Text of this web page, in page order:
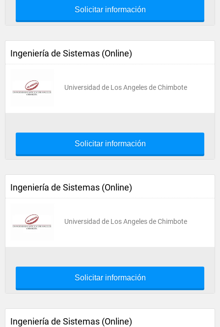
Solicitar información
Ingeniería de Sistemas (Online)
Universidad de Los Angeles de Chimbote
Solicitar información
Ingeniería de Sistemas (Online)
Universidad de Los Angeles de Chimbote
Solicitar información
Ingeniería de Sistemas (Online)